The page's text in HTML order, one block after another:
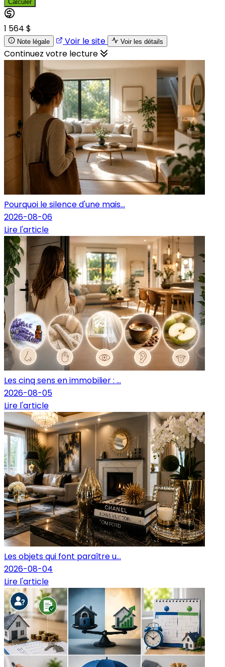
Calculer
1 564 $
Note légale Voir le site Voir les détails
Continuez votre lecture
Pourquoi le silence d'une mais...
2026-08-06
Lire l'article
Les cinq sens en immobilier : ...
2026-08-05
Lire l'article
Les objets qui font paraître u...
2026-08-04
Lire l'article